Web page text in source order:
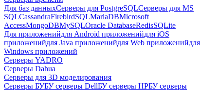
Для баз данныхСерверы для PostgreSQLСерверы для MS
SQLCassandraFirebirdSQLMariaDBMicrosoft
AccessMongoDBMySQLOracle DatabaseRedisSQLite
Для приложенийдля Android приложенийдля iOS
приложенийдля Java приложенийдля Web приложенийдля
Windows приложений
Серверы YADRO
Серверы Dahua
Серверы для 3D моделирования
Серверы БУБУ серверы DellБУ серверы HPБУ серверы